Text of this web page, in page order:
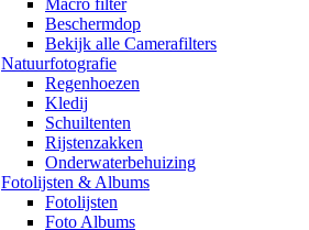
Macro filter
Beschermdop
Bekijk alle Camerafilters
Natuurfotografie
Regenhoezen
Kledij
Schuiltenten
Rijstenzakken
Onderwaterbehuizing
Fotolijsten & Albums
Fotolijsten
Foto Albums